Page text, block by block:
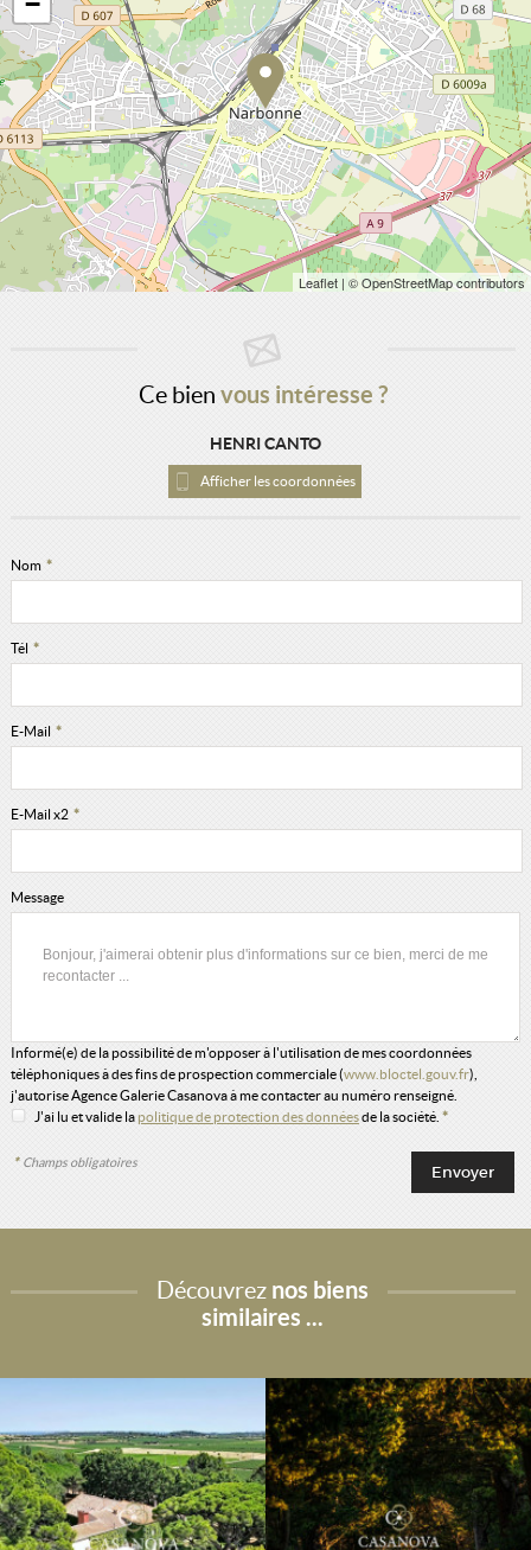
Leaflet | © OpenStreetMap contributors
Ce bien vous intéresse ?
HENRI CANTO
Afficher les coordonnées
Nom *
Tél *
E-Mail *
E-Mail x2 *
Message
Informé(e) de la possibilité de m'opposer à l'utilisation de mes coordonnées
téléphoniques à des fins de prospection commerciale (www.bloctel.gouv.fr),
j'autorise Agence Galerie Casanova à me contacter au numéro renseigné.
J'ai lu et valide la politique de protection des donnéesde la société. *
* Champs obligatoires
Découvrez nos biens
similaires ...